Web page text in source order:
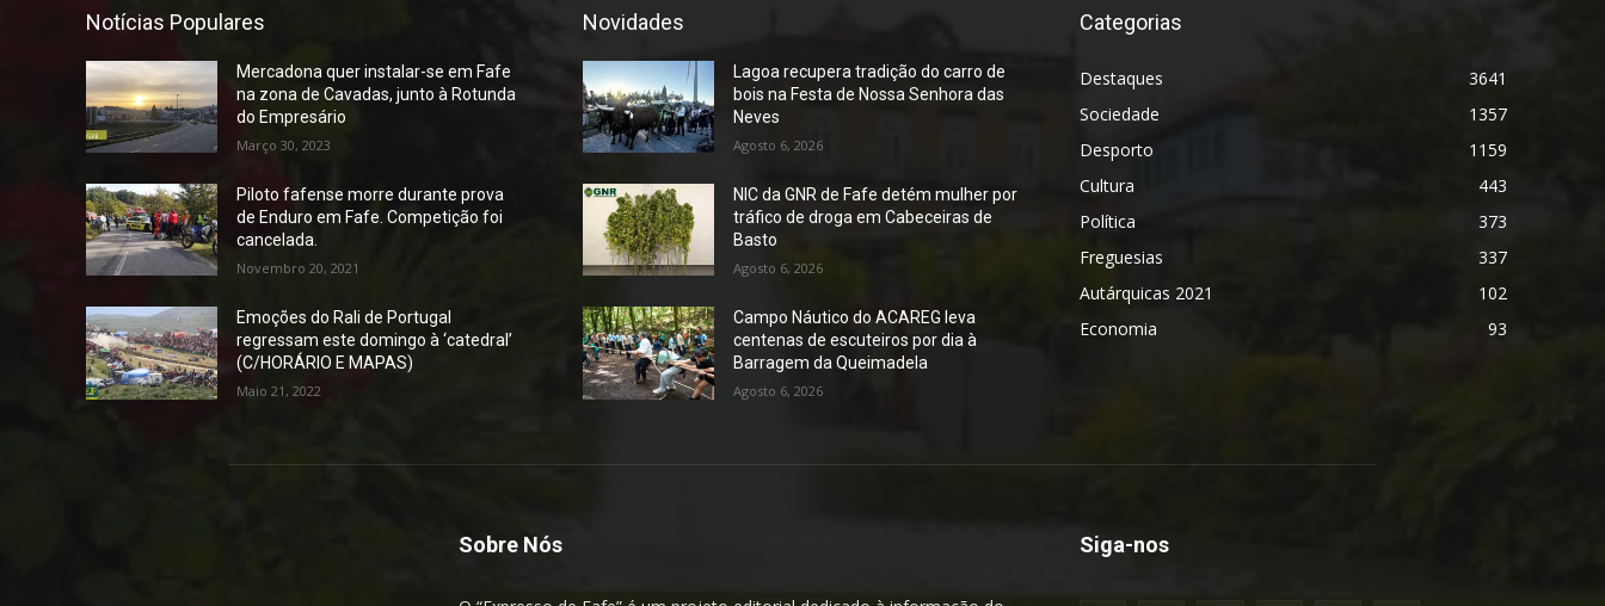
Notícias Populares
Mercadona quer instalar-se em Fafe
na zona de Cavadas, junto à Rotunda
do Empresário
Março 30, 2023
Piloto fafense morre durante prova
de Enduro em Fafe. Competição foi
cancelada.
Novembro 20, 2021
Emoções do Rali de Portugal
regressam este domingo à ‘catedral’
(C/HORÁRIO E MAPAS)
Maio 21, 2022
Novidades
Lagoa recupera tradição do carro de
bois na Festa de Nossa Senhora das
Neves
Agosto 6, 2026
NIC da GNR de Fafe detém mulher por
tráfico de droga em Cabeceiras de
Basto
Agosto 6, 2026
Campo Náutico do ACAREG leva
centenas de escuteiros por dia à
Barragem da Queimadela
Agosto 6, 2026
Categorias
Destaques
3641
Sociedade
1357
Desporto
1159
Cultura
443
Política
373
Freguesias
337
Autárquicas 2021
102
Economia
93
Sobre Nós Siga-nos